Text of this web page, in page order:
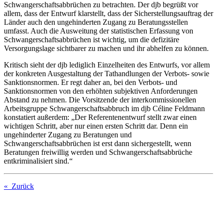
Schwangerschaftsabbrüchen zu betrachten. Der djb begrüßt vor
allem, dass der Entwurf klarstellt, dass der Sicherstellungsauftrag der
Länder auch den ungehinderten Zugang zu Beratungsstellen
umfasst. Auch die Ausweitung der statistischen Erfassung von
Schwangerschaftsabbrüchen ist wichtig, um die defizitäre
Versorgungslage sichtbarer zu machen und ihr abhelfen zu können.
Kritisch sieht der djb lediglich Einzelheiten des Entwurfs, vor allem
der konkreten Ausgestaltung der Tathandlungen der Verbots- sowie
Sanktionsnormen. Er regt daher an, bei den Verbots- und
Sanktionsnormen von den erhöhten subjektiven Anforderungen
Abstand zu nehmen. Die Vorsitzende der interkommissionellen
Arbeitsgruppe Schwangerschaftsabbruch im djb Céline Feldmann
konstatiert außerdem: „Der Referentenentwurf stellt zwar einen
wichtigen Schritt, aber nur einen ersten Schritt dar. Denn ein
ungehinderter Zugang zu Beratungen und
Schwangerschaftsabbrüchen ist erst dann sichergestellt, wenn
Beratungen freiwillig werden und Schwangerschaftsabbrüche
entkriminalisiert sind.“
« Zurück